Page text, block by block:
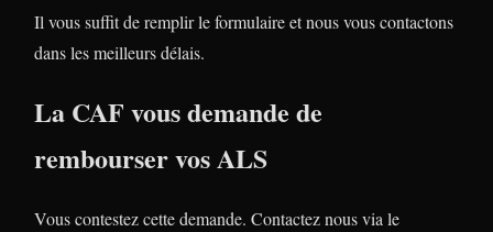
Il vous suffit de remplir le formulaire et nous vous contactons
dans les meilleurs délais.
La CAF vous demande de
rembourser vos ALS
Vous contestez cette demande. Contactez nous via le